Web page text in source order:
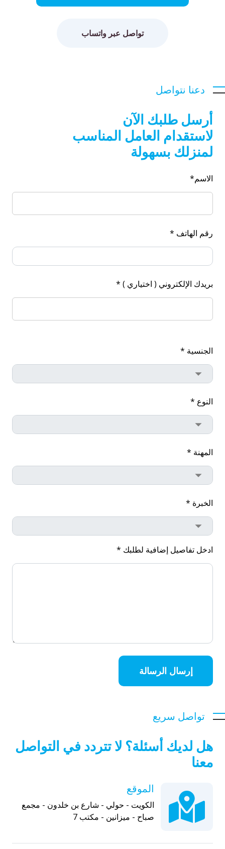
تواصل عبر واتساب
دعنا نتواصل
أرسل طلبك الآن
لاستقدام العامل المناسب
لمنزلك بسهولة
الاسم*
رقم الهاتف *
بريدك الإلكتروني ( اختياري ) *
الجنسية *
النوع *
المهنة *
الخبرة *
ادخل تفاصيل إضافية لطلبك *
إرسال الرسالة
تواصل سريع
هل لديك أسئلة؟ لا تتردد في التواصل
معنا
الموقع
الكويت - حولي - شارع بن خلدون - مجمع
صباح - ميزانين - مكتب 7